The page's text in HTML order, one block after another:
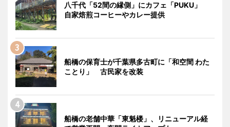
八千代「52間の縁側」にカフェ「PUKU」
自家焙煎コーヒーやカレー提供
船橋の保育士が千葉県多古町に「和空間 わた
ことり」 古民家を改装
船橋の老舗中華「東魁楼」、リニューアル経